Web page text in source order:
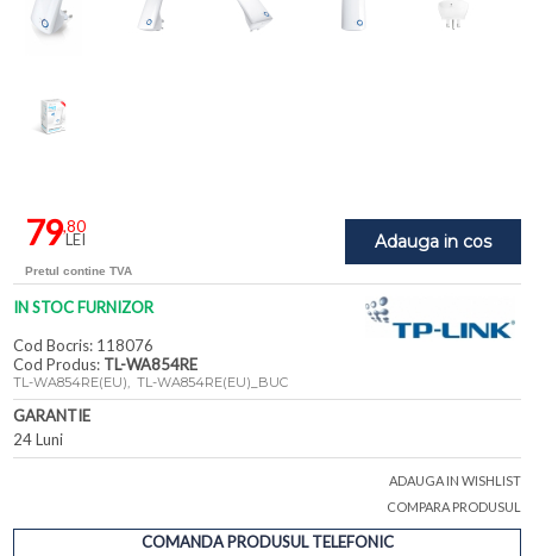
Adauga in cos
79,80
LEI
Pretul contine TVA
IN STOC FURNIZOR
Cod Bocris: 118076
Cod Produs: TL-WA854RE
TL-WA854RE(EU), TL-WA854RE(EU)_BUC
GARANTIE
24 Luni
ADAUGA IN WISHLIST
COMPARA PRODUSUL
COMANDA PRODUSUL TELEFONIC